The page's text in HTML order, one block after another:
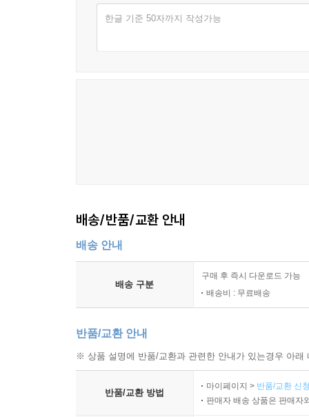
한글 기준 50자까지 작성가능
배송/반품/교환 안내
배송 안내
배송 구분
구매 후 즉시 다운로드 가능
배송비 : 무료배송
반품/교환 안내
※ 상품 설명에 반품/교환과 관련한 안내가 있는경우 아
반품/교환 방법
마이페이지 > 반품/교환 신
판매자 배송 상품은 판매자